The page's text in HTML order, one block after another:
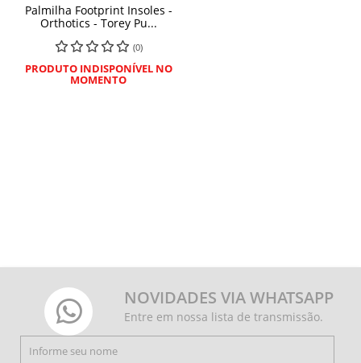
Palmilha Footprint Insoles -
Orthotics - Torey Pu...
(0)
PRODUTO INDISPONÍVEL NO
MOMENTO
NOVIDADES VIA WHATSAPP
Entre em nossa lista de transmissão.